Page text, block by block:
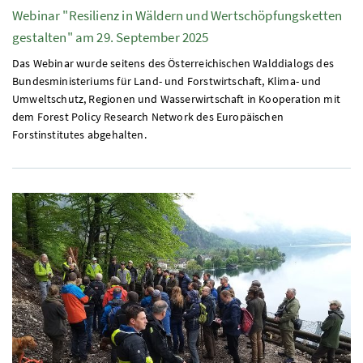
Webinar "Resilienz in Wäldern und Wertschöpfungsketten
gestalten" am 29. September 2025
Das Webinar wurde seitens des Österreichischen Walddialogs des
Bundesministeriums für Land- und Forstwirtschaft, Klima- und
Umweltschutz, Regionen und Wasserwirtschaft in Kooperation mit
dem Forest Policy Research Network des Europäischen
Forstinstitutes abgehalten.